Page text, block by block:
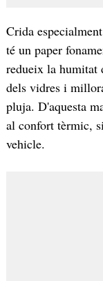
Crida
té un paper
redueix la humitat
dels vidres i
pluja. D'aquesta
al confort tèrmic,
vehicle.